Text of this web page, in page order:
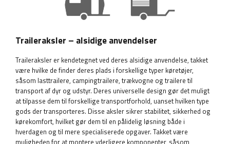
Traileraksler – alsidige anvendelser
Traileraksler er kendetegnet ved deres alsidige anvendelse, takket
være hvilke de finder deres plads i forskellige typer køretøjer,
såsom lasttrailere, campingtrailere, trækvogne og trailere til
transport af dyr og udstyr. Deres universelle design gør det muligt
at tilpasse dem til forskellige transportforhold, uanset hvilken type
gods der transporteres. Disse aksler sikrer stabilitet, sikkerhed og
kørekomfort, hvilket gør dem til en pålidelig løsning både i
hverdagen og til mere specialiserede opgaver. Takket være